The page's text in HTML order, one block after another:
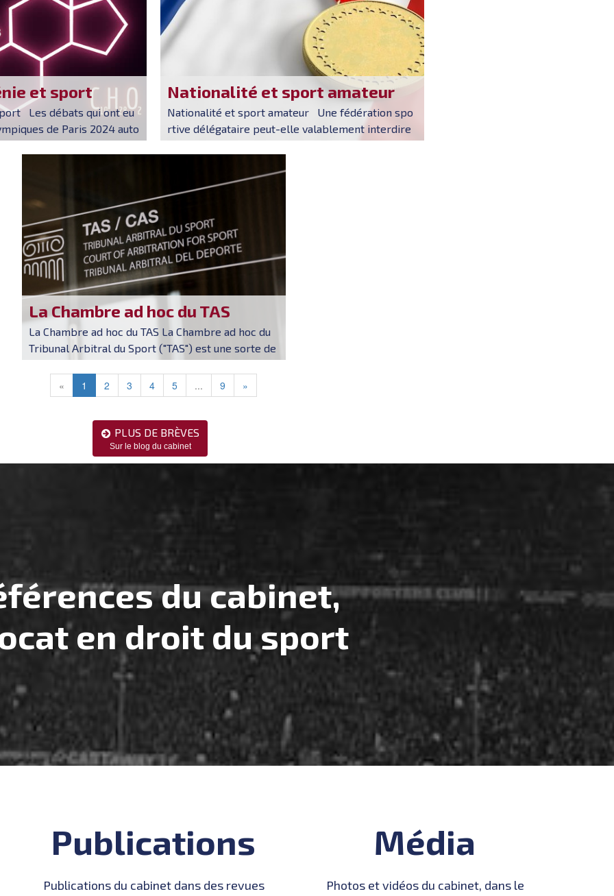
et sport
Les débats qui ont eu
de Paris 2024 auto
KHELIF, algérienne, et Yu-
Nationalité et sport amateur
Nationalité et sport amateur Une fédération spo
rtive délégataire peut-elle valablement interdire
à un sportif étranger, citoyen de l'Union européen
La Chambre ad hoc du TAS
La Chambre ad hoc du TAS La Chambre ad hoc du
Tribunal Arbitral du Sport ("TAS") est une sorte de
Cour suprême des Jeux Olympiques, dont le princi
pal objectif est de trancher tout différend survena
« 1 2 3 4 5 ... 9 »
 PLUS DE BRÈVES
Sur le blog du cabinet
du cabinet,
en droit du sport
Publications
Publications du cabinet dans des revues
Média
Photos et vidéos du cabinet, dans le